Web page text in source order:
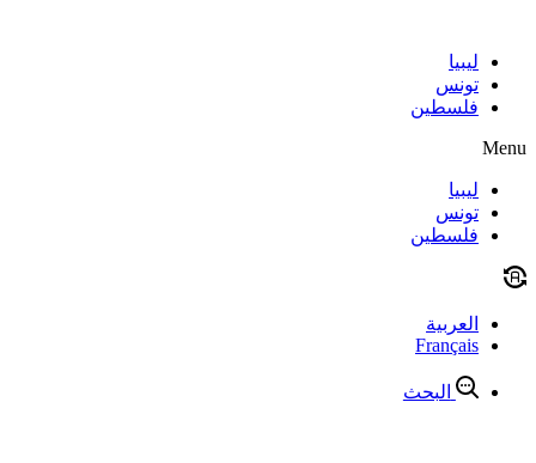
contentليبيا
تونس
فلسطين
Menu
ليبيا
تونس
فلسطين
العربية
Français
البحث